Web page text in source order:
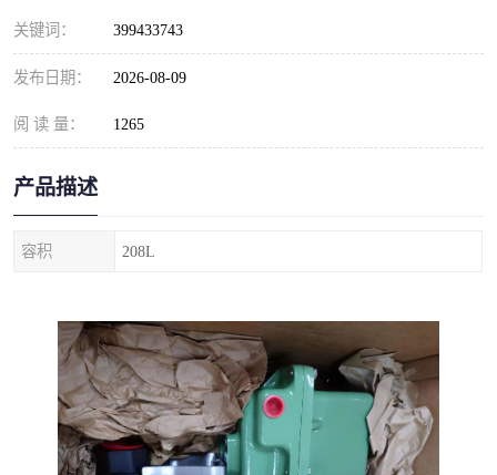
关键词： 399433743
发布日期： 2026-08-09
阅 读 量： 1265
产品描述
容积 208L